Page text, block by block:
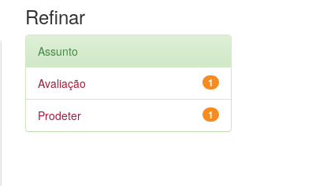
Refinar
Assunto
1
Avaliação
1
Prodeter